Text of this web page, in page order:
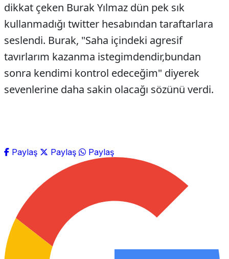
dikkat çeken Burak Yılmaz dün pek sık
kullanmadığı twitter hesabından taraftarlara
seslendi. Burak, "Saha içindeki agresif
tavırlarım kazanma istegimdendir,bundan
sonra kendimi kontrol edeceğim" diyerek
sevenlerine daha sakin olacağı sözünü verdi.
Paylaş Paylaş Paylaş